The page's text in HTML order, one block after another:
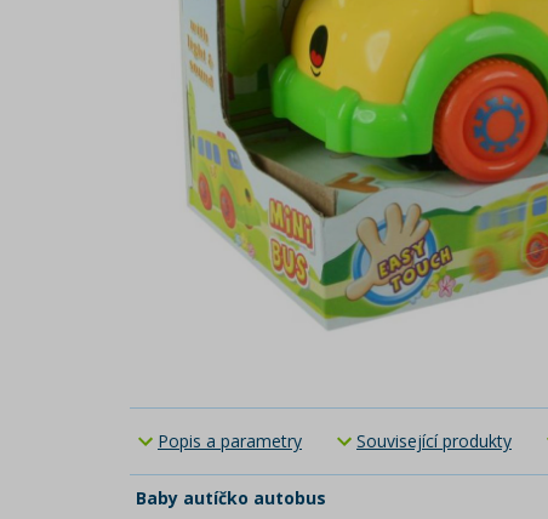
Popis a parametry Související produkty
Baby autíčko autobus